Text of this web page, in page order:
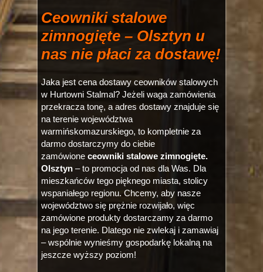
Ceowniki stalowe
zimnogięte – Olsztyn u
nas nie płaci za dostawę!
Jaka jest cena dostawy ceowników stalowych
w Hurtowni Stalmal? Jeżeli waga zamówienia
przekracza tonę, a adres dostawy znajduje się
na terenie województwa
warmińskomazurskiego, to kompletnie za
darmo dostarczymy do ciebie
zamówione ceowniki stalowe zimnogięte.
Olsztyn – to promocja od nas dla Was. Dla
mieszkańców tego pięknego miasta, stolicy
wspaniałego regionu. Chcemy, aby nasze
województwo się prężnie rozwijało, więc
zamówione produkty dostarczamy za darmo
na jego terenie. Dlatego nie zwlekaj i zamawiaj
– wspólnie wynieśmy gospodarkę lokalną na
jeszcze wyższy poziom!